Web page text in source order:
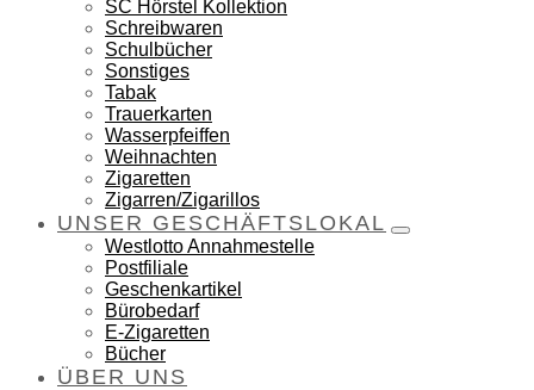
SC Hörstel Kollektion
Schreibwaren
Schulbücher
Sonstiges
Tabak
Trauerkarten
Wasserpfeiffen
Weihnachten
Zigaretten
Zigarren/Zigarillos
UNSER GESCHÄFTSLOKAL
Westlotto Annahmestelle
Postfiliale
Geschenkartikel
Bürobedarf
E-Zigaretten
Bücher
ÜBER UNS